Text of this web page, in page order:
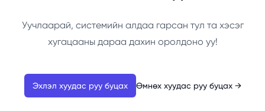
Уучлаарай, системийн алдаа гарсан тул та хэсэг
хугацааны дараа дахин оролдоно уу!
Эхлэл хуудас руу буцах Өмнөх хуудас руу буцах →